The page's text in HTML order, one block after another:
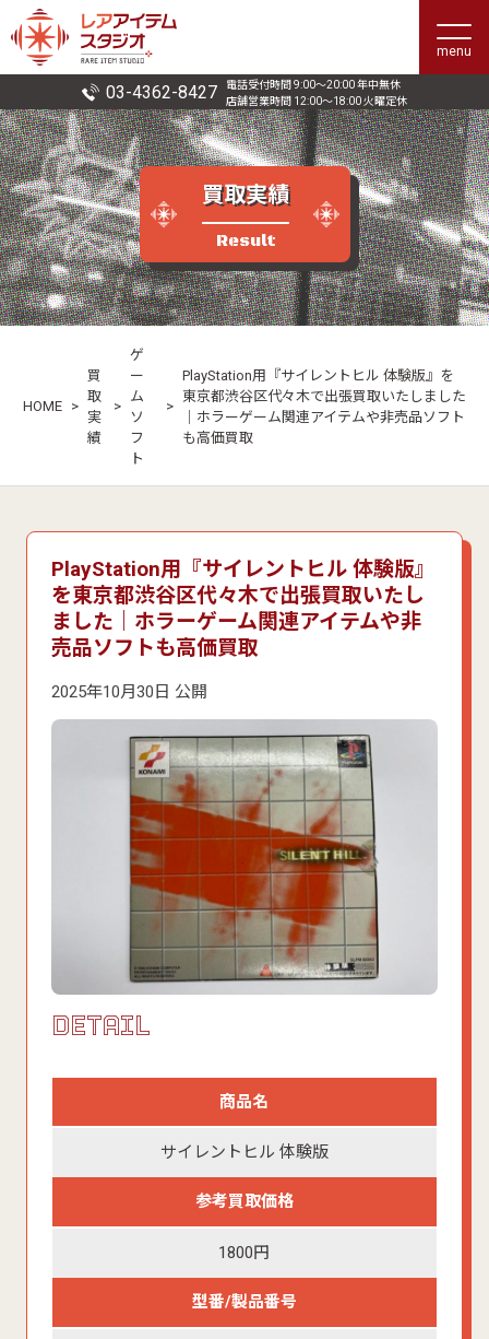
menu
03-4362-8427
電話受付時間 9:00〜20:00 年中無休
店舗営業時間 12:00〜18:00 火曜定休
買取実績
Result
HOME >
買
取
実
績
>
ゲ
ー
ム
ソ
フ
ト
>
PlayStation用『サイレントヒル 体験版』を
東京都渋谷区代々木で出張買取いたしました
｜ホラーゲーム関連アイテムや非売品ソフト
も高価買取
PlayStation用『サイレントヒル 体験版』
を東京都渋谷区代々木で出張買取いたし
ました｜ホラーゲーム関連アイテムや非
売品ソフトも高価買取
2025年10月30日 公開
DETAIL
商品名
サイレントヒル 体験版
参考買取価格
1800円
型番/製品番号